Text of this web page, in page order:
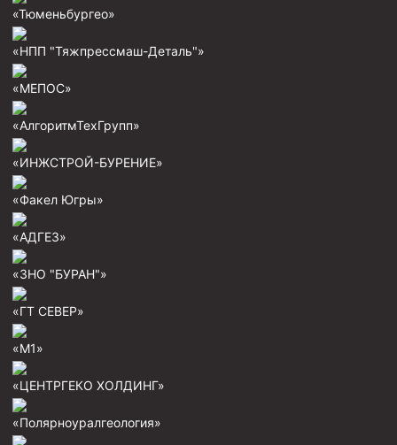
Фрезеры кольцевые
Фрезеры-долота торцевые
Клинья — отклонители
Метчики ловильные
Колокола ловильные
Быстроразъёмные соединения (БРС)
Рукава буровые
Стропы
Стропы канатные ВК
Стропы канатные
«Тюменьбургео»
«НПП "Тяжпрессмаш-Деталь"»
«МЕПОС»
«АлгоритмТехГрупп»
«ИНЖСТРОЙ-БУРЕНИЕ»
«Факел Югры»
«АДГЕЗ»
«ЗНО "БУРАН"»
«ГТ СЕВЕР»
«М1»
«ЦЕНТРГЕКО ХОЛДИНГ»
«Полярноуралгеология»